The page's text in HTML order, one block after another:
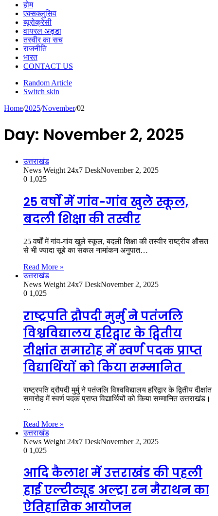
होम
एक्सक्लुसिव
ब्यूरोक्रेसी
वायरल अड्डा
तस्वीर का सच
राजनीति
भारत
CONTACT US
Random Article
Switch skin
Home/2025/November/02
Day: November 2, 2025
उत्तराखंड
News Weight 24x7 DeskNovember 2, 2025
0 1,025
25 वर्षों में गांव-गांव खुले स्कूल,
बदली शिक्षा की तस्वीर
25 वर्षों में गांव-गांव खुले स्कूल, बदली शिक्षा की तस्वीर राष्ट्रीय औसत
से भी ज्यादा सूबे का सकल नामांकन अनुपात…
Read More »
उत्तराखंड
News Weight 24x7 DeskNovember 2, 2025
0 1,025
राष्ट्रपति द्रौपदी मुर्मु ने पतंजलि
विश्वविद्यालय हरिद्वार के द्वितीय
दीक्षांत समारोह में स्वर्ण पदक प्राप्त
विद्यार्थियों को किया सम्मानित
राष्ट्रपति द्रौपदी मुर्मु ने पतंजलि विश्वविद्यालय हरिद्वार के द्वितीय दीक्षांत
समारोह में स्वर्ण पदक प्राप्त विद्यार्थियों को किया सम्मानित उत्तराखंड।
…
Read More »
उत्तराखंड
News Weight 24x7 DeskNovember 2, 2025
0 1,025
आदि कैलाश में उत्तराखंड की पहली
हाई एल्टीट्यूड अल्ट्रा रन मैराथन का
ऐतिहासिक आयोजन